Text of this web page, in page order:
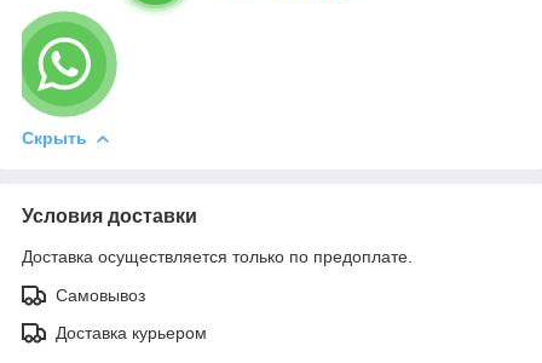
Скрыть
Условия доставки
Доставка осуществляется только по предоплате.
Самовывоз
Доставка курьером